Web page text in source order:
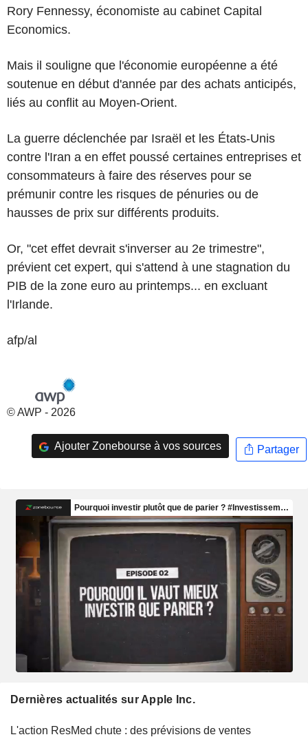
Rory Fennessy, économiste au cabinet Capital
Economics.
Mais il souligne que l'économie européenne a été
soutenue en début d'année par des achats anticipés,
liés au conflit au Moyen-Orient.
La guerre déclenchée par Israël et les États-Unis
contre l'Iran a en effet poussé certaines entreprises et
consommateurs à faire des réserves pour se
prémunir contre les risques de pénuries ou de
hausses de prix sur différents produits.
Or, "cet effet devrait s'inverser au 2e trimestre",
prévient cet expert, qui s'attend à une stagnation du
PIB de la zone euro au printemps... en excluant
l'Irlande.
afp/al
© AWP - 2026
Ajouter Zonebourse à vos sources Partager
Dernières actualités sur Apple Inc.
L'action ResMed chute : des prévisions de ventes